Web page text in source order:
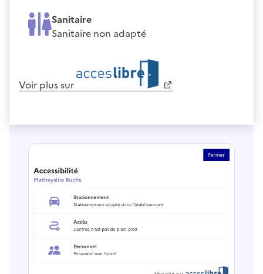
Sanitaire
Sanitaire non adapté
Voir plus sur